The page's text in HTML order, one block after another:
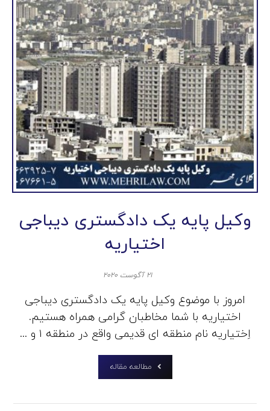
وکیل پایه یک دادگستری دیباجی
اختیاریه
۲۱ آگوست ۲۰۲۰
امروز با موضوع وکیل پایه یک دادگستری دیباجی
اختیاریه با شما مخاطبان گرامی همراه هستیم.
اِختیاریه نام منطقه‌ ای قدیمی واقع در منطقه ۱ و ...
مطالعه مقاله